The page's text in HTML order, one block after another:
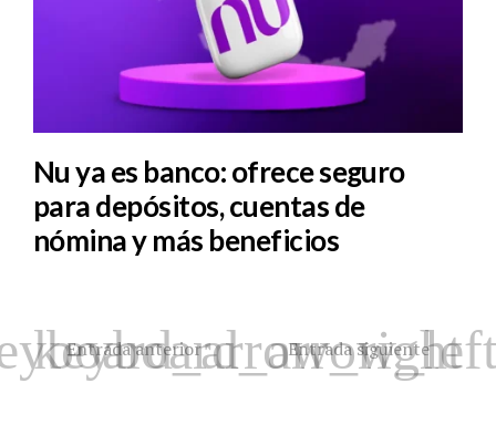
Nu ya es banco: ofrece seguro
para depósitos, cuentas de
nómina y más beneficios
Entrada anterior Entrada siguiente